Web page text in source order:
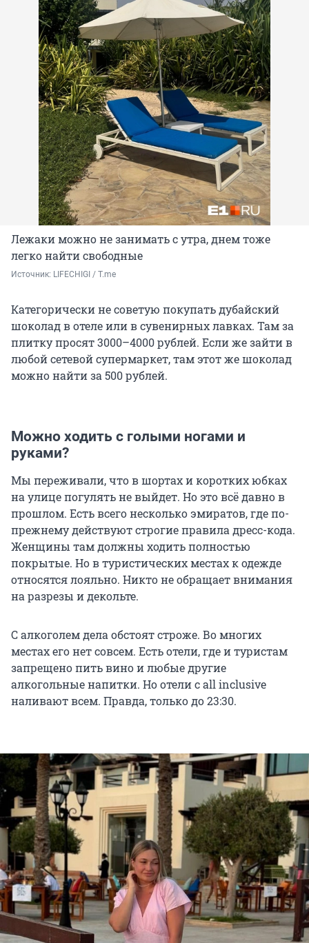
Лежаки можно не занимать с утра, днем тоже
легко найти свободные
Источник: LIFECHIGI / Т.me
Категорически не советую покупать дубайский
шоколад в отеле или в сувенирных лавках. Там за
плитку просят 3000–4000 рублей. Если же зайти в
любой сетевой супермаркет, там этот же шоколад
можно найти за 500 рублей.
Можно ходить с голыми ногами и
руками?
Мы переживали, что в шортах и коротких юбках
на улице погулять не выйдет. Но это всё давно в
прошлом. Есть всего несколько эмиратов, где по-
прежнему действуют строгие правила дресс-кода.
Женщины там должны ходить полностью
покрытые. Но в туристических местах к одежде
относятся лояльно. Никто не обращает внимания
на разрезы и декольте.
С алкоголем дела обстоят строже. Во многих
местах его нет совсем. Есть отели, где и туристам
запрещено пить вино и любые другие
алкогольные напитки. Но отели с all inclusive
наливают всем. Правда, только до 23:30.